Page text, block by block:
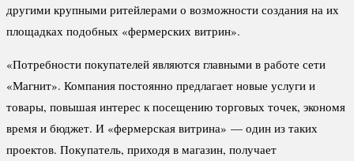
другими крупными ритейлерами о возможности создания на их
площадках подобных «фермерских витрин».
«Потребности покупателей являются главными в работе сети
«Магнит». Компания постоянно предлагает новые услуги и
товары, повышая интерес к посещению торговых точек, экономя
время и бюджет. И «фермерская витрина» — один из таких
проектов. Покупатель, приходя в магазин, получает